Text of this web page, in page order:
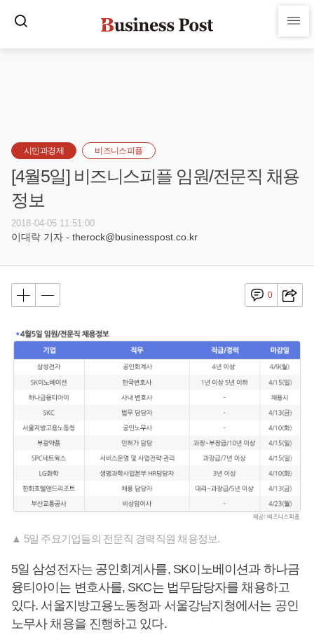
시민과경제 비즈니스피플
[4월5일] 비즈니스피플 임원/전문직 채용
정보
2018-04-05 11:51:00
이대락 기자 - therock@businesspost.co.kr
0
▲ 5일 주요기업들의 전문직 경력직원 채용정보.
5일 삼성전자는 공인회계사를, SK이노베이션과 하나금
융티아이는 변호사를, SKC는 법무담당자를 채용하고
있다. 서울지방고용노동청과 서울강남지청에서는 공인
노무사 채용을 진행하고 있다.